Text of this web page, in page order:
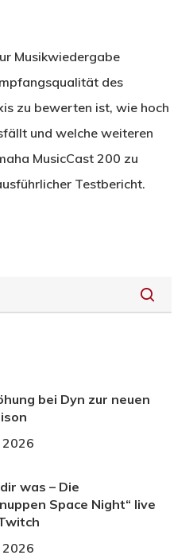
Musikwiedergabe
des
zu bewerten ist, wie hoch
und welche weiteren
MusicCast 200 zu
Testbericht.
bei Dyn zur neuen
2026
was – Die
Space Night“ live
2026